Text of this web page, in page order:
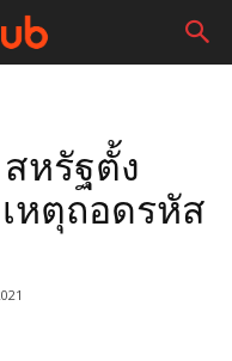
หรัฐตั้ง
หตุถอดรหัส